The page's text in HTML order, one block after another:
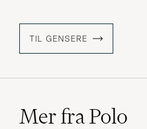
TIL GENSERE
Mer fra Polo